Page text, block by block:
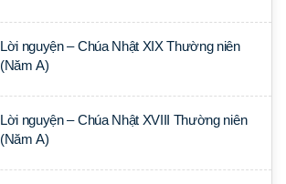
Lời nguyện – Chúa Nhật XIX Thường niên
(Năm A)
Lời nguyện – Chúa Nhật XVIII Thường niên
(Năm A)